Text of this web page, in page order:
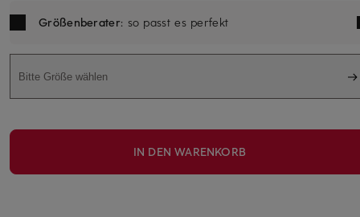
Größenberater: so passt es perfekt
Bitte Größe wählen
IN DEN WARENKORB